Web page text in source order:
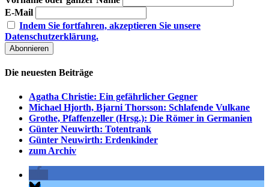
E-Mail
Indem Sie fortfahren, akzeptieren Sie unsere
Datenschutzerklärung.
Die neuesten Beiträge
Agatha Christie: Ein gefährlicher Gegner
Michael Hjorth, Bjarni Thorsson: Schlafende Vulkane
Grothe, Pfaffenzeller (Hrsg.): Die Römer in Germanien
Günter Neuwirth: Totentrank
Günter Neuwirth: Erdenkinder
zum Archiv